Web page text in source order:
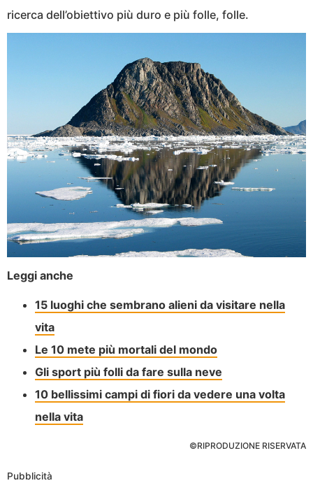
ricerca dell’obiettivo più duro e più folle, folle.
Leggi anche
15 luoghi che sembrano alieni da visitare nella
vita
Le 10 mete più mortali del mondo
Gli sport più folli da fare sulla neve
10 bellissimi campi di fiori da vedere una volta
nella vita
©RIPRODUZIONE RISERVATA
Pubblicità